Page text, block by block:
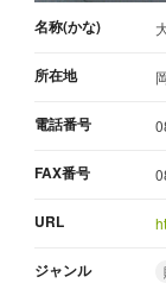
名称(かな)
所在地
電話番号
FAX番号
URL
ジャンル